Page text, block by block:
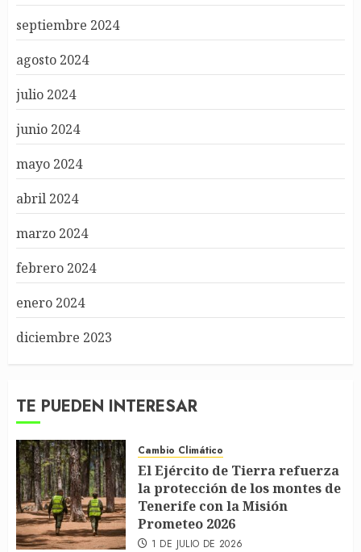
septiembre 2024
agosto 2024
julio 2024
junio 2024
mayo 2024
abril 2024
marzo 2024
febrero 2024
enero 2024
diciembre 2023
TE PUEDEN INTERESAR
Cambio Climático
El Ejército de Tierra refuerza
la protección de los montes de
Tenerife con la Misión
Prometeo 2026
1 DE JULIO DE 2026